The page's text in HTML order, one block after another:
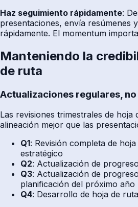
Haz seguimiento rápidamente:
presentaciones, envía resúmenes
rápidamente. El momentum
Manteniendo la
de ruta
Actualizaciones regulares,
Las revisiones trimestrales de hoja
alineación mejor que las
Q1: Revisión completa de
estratégico
Q2: Actualización de
Q3: Actualización de
planificación del próximo año
Q4: Desarrollo de hoja de